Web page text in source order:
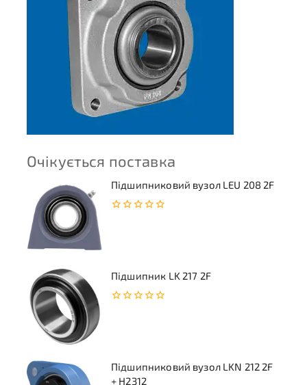
Очікується поставка
Підшипниковий вузол LEU 208 2F
Підшипник LK 217 2F
Підшипниковий вузол LKN 212 2F
+ H2312